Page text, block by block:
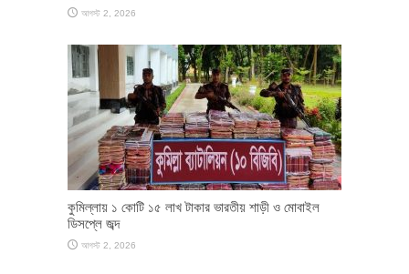
আগস্ট 2, 2026
কুমিল্লায় ১ কোটি ১৫ লাখ টাকার ভারতীয় শাড়ী ও মোবাইল
ডিসপ্লে জব্দ
আগস্ট 2, 2026